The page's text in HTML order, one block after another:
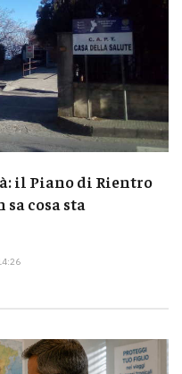
il Piano di Rientro
cosa sta